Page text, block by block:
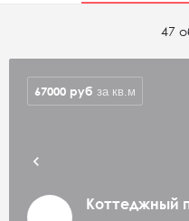
47
Коттеджный
67000 руб за кв.м